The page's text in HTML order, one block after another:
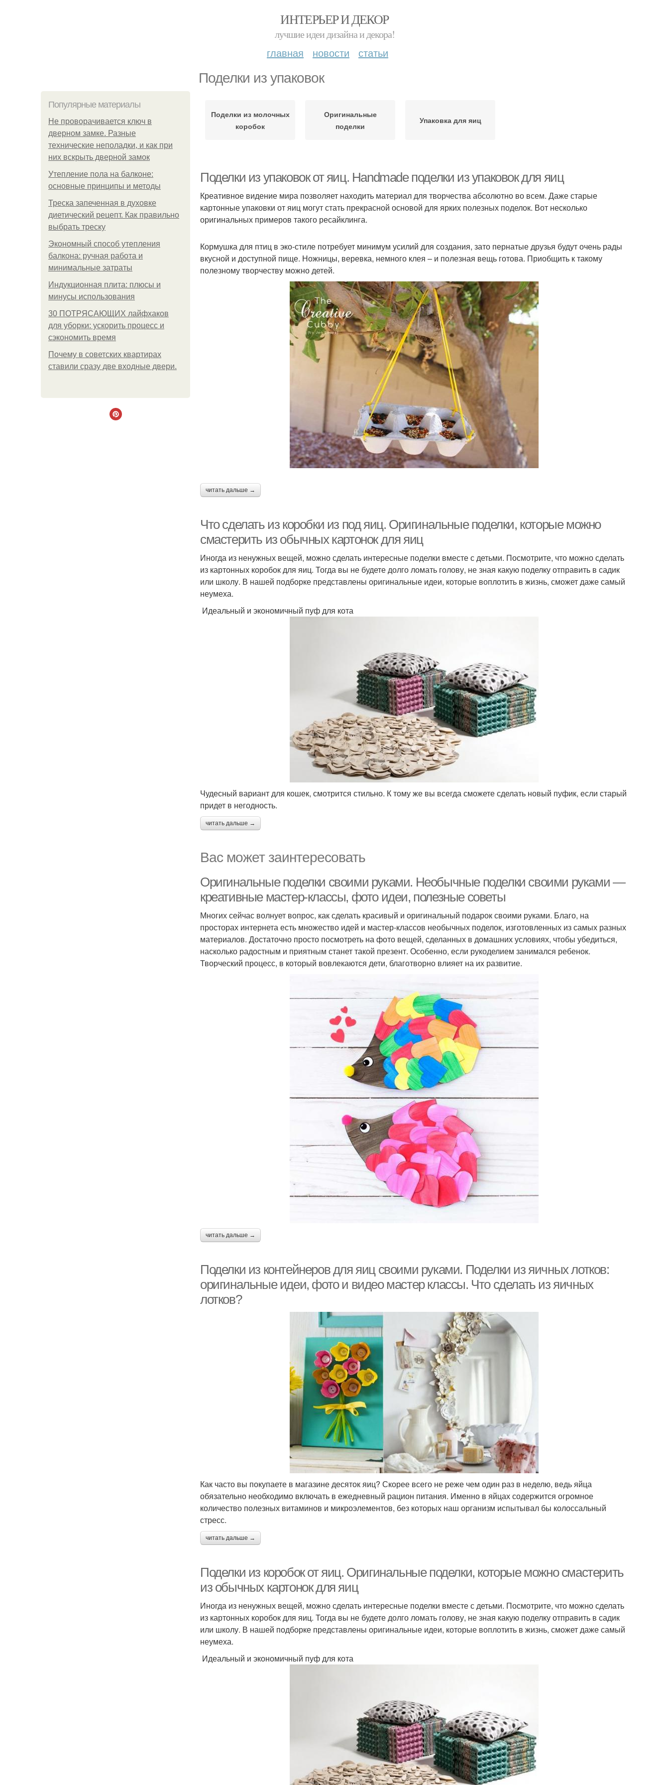
ИНТЕРЬЕР И ДЕКОР
лучшие идеи дизайна и декора!
главная новости статьи
Поделки из упаковок
Популярные материалы
Не проворачивается ключ в
дверном замке. Разные
технические неполадки, и как при
них вскрыть дверной замок
Утепление пола на балконе:
основные принципы и методы
Треска запеченная в духовке
диетический рецепт. Как правильно
выбрать треску
Экономный способ утепления
балкона: ручная работа и
минимальные затраты
Индукционная плита: плюсы и
минусы использования
30 ПОТРЯСАЮЩИХ лайфхаков
для уборки: ускорить процесс и
сэкономить время
Почему в советских квартирах
ставили сразу две входные двери.
Поделки из молочных
коробок
Оригинальные
поделки
Упаковка для яиц
Поделки из упаковок от яиц. Handmade поделки из упаковок для яиц
Креативное видение мира позволяет находить материал для творчества абсолютно во всем. Даже старые
картонные упаковки от яиц могут стать прекрасной основой для ярких полезных поделок. Вот несколько
оригинальных примеров такого ресайклинга.
Кормушка для птиц в эко-стиле потребует минимум усилий для создания, зато пернатые друзья будут очень рады
вкусной и доступной пище. Ножницы, веревка, немного клея – и полезная вещь готова. Приобщить к такому
полезному творчеству можно детей.
читать дальше →
Что сделать из коробки из под яиц. Оригинальные поделки, которые можно
смастерить из обычных картонок для яиц
Иногда из ненужных вещей, можно сделать интересные поделки вместе с детьми. Посмотрите, что можно сделать
из картонных коробок для яиц. Тогда вы не будете долго ломать голову, не зная какую поделку отправить в садик
или школу. В нашей подборке представлены оригинальные идеи, которые воплотить в жизнь, сможет даже самый
неумеха.
Идеальный и экономичный пуф для кота
Чудесный вариант для кошек, смотрится стильно. К тому же вы всегда сможете сделать новый пуфик, если старый
придет в негодность.
читать дальше →
Вас может заинтересовать
Оригинальные поделки своими руками. Необычные поделки своими руками —
креативные мастер-классы, фото идеи, полезные советы
Многих сейчас волнует вопрос, как сделать красивый и оригинальный подарок своими руками. Благо, на
просторах интернета есть множество идей и мастер-классов необычных поделок, изготовленных из самых разных
материалов. Достаточно просто посмотреть на фото вещей, сделанных в домашних условиях, чтобы убедиться,
насколько радостным и приятным станет такой презент. Особенно, если рукоделием занимался ребенок.
Творческий процесс, в который вовлекаются дети, благотворно влияет на их развитие.
читать дальше →
Поделки из контейнеров для яиц своими руками. Поделки из яичных лотков:
оригинальные идеи, фото и видео мастер классы. Что сделать из яичных
лотков?
Как часто вы покупаете в магазине десяток яиц? Скорее всего не реже чем один раз в неделю, ведь яйца
обязательно необходимо включать в ежедневный рацион питания. Именно в яйцах содержится огромное
количество полезных витаминов и микроэлементов, без которых наш организм испытывал бы колоссальный
стресс.
читать дальше →
Поделки из коробок от яиц. Оригинальные поделки, которые можно смастерить
из обычных картонок для яиц
Иногда из ненужных вещей, можно сделать интересные поделки вместе с детьми. Посмотрите, что можно сделать
из картонных коробок для яиц. Тогда вы не будете долго ломать голову, не зная какую поделку отправить в садик
или школу. В нашей подборке представлены оригинальные идеи, которые воплотить в жизнь, сможет даже самый
неумеха.
Идеальный и экономичный пуф для кота